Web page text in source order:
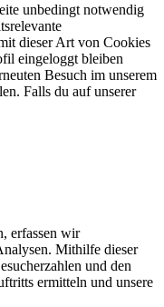
unbedingt notwendig
dieser Art von Cookies
eingeloggt bleiben
Besuch im unserem
Falls du auf unserer
erfassen wir
Mithilfe dieser
und den
ermitteln und unsere